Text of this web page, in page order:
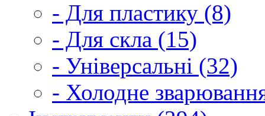
- Для пластику (8)
- Для скла (15)
- Універсальні (32)
- Холодне